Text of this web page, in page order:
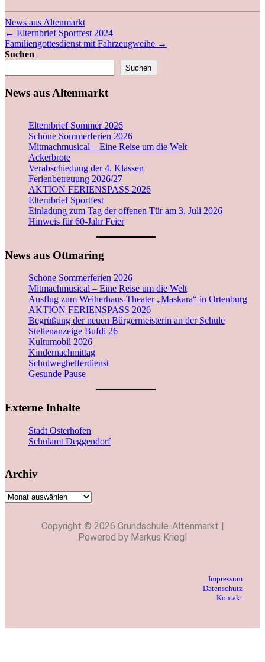
News aus Altenmarkt
← Elternbrief Sportfest 2024
Familiengottesdienst mit Fahrzeugweihe →
Suchen
Suchen
News aus Altenmarkt
Elternbrief Sommer 2026
Schöne Sommerferien 2026
Mitmachmusical – Eine Reise um die Welt
Ackerbrote
Verabschiedung der 4. Klassen
Ferienbetreuung 2026/27
AKTION FERIENSPASS 2026
Elternbrief Sportfest
Einladung zum Tag der offenen Tür am 3. Juli 2026
Hinweis für 60-Jahr Feier
News aus Ottmaring
Schöne Sommerferien 2026
Mitmachmusical – Eine Reise um die Welt
Ausflug zum Weiherhaus-Theater „Maskara“ in Ortenburg
AKTION FERIENSPASS 2026
Begrüßung der neuen Bürgermeisterin an der Schule
Stellenanzeige Bufdi 26
Kultumobil 2026
Kindernachmittag
Schulweghelferdienst
Gesunde Pause
Externe Inhalte
Stadt Osterhofen
Schulamt Deggendorf
Archiv
Copyright © 2026 Grundschule-Altenmarkt |
Powered by Markus Kriegl
Impressum
Datenschutz
Kontakt